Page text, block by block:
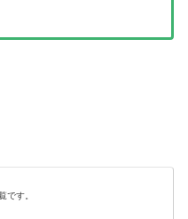
です。